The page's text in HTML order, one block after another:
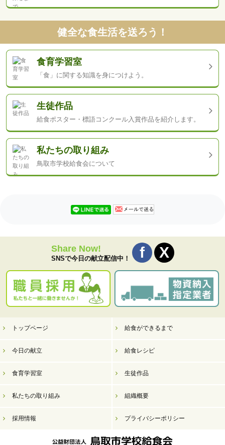
健全な食生活を送ろう！
食育学習室
「食」に関する知識を身につけよう。
生徒作品
給食ポスター・標語コンクール入賞作品を紹介します。
私たちの取り組み
鳥取市学校給食会について
Share Now!
SNSで今日の献立配信中！
トップページ 給食ができるまで
今日の献立 給食レシピ
食育学習室 生徒作品
私たちの取り組み 組織概要
採用情報 プライバシーポリシー